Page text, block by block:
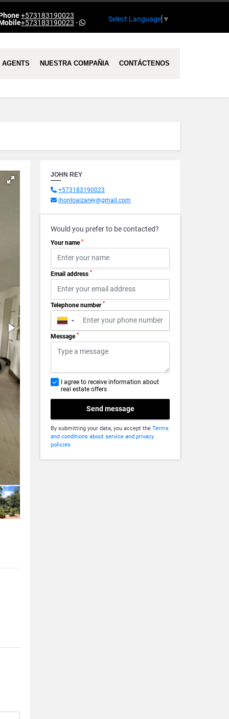
+573183190023
+573183190023 - Select Language ▼
AGENTS NUESTRA COMPAÑIA CONTÁCTENOS
JOHN REY
+573183190023
jhonloaizarey@gmail.com
Would you prefer to be contacted?
Your name *
Email address *
Telephone number *
▼
Message *
I agree to receive information about
real estate offers
Send message
By submitting your data, you accept the Terms
and conditions about service and privacy
policies